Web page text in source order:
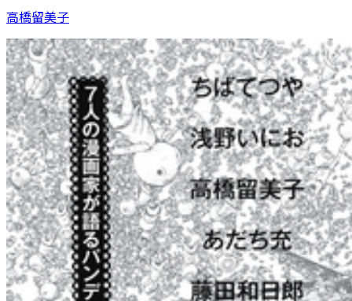
高橋留美子